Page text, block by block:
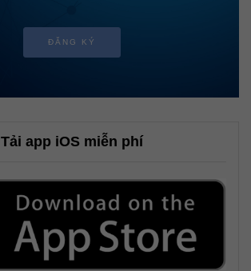
ĐĂNG KÝ
Tải app iOS miễn phí